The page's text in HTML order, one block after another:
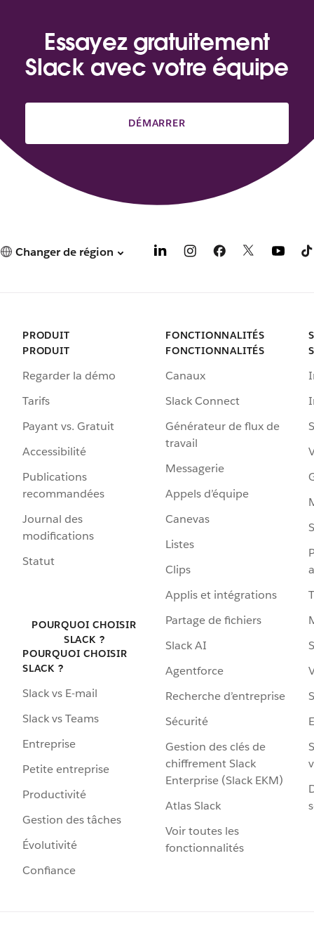
Essayez gratuitement
Slack avec votre équipe
DÉMARRER
Changer de région
PRODUIT
PRODUIT
Regarder la démo
Tarifs
Payant vs. Gratuit
Accessibilité
Publications
recommandées
Journal des
modifications
Statut
POURQUOI CHOISIR
SLACK ?
POURQUOI CHOISIR
SLACK ?
Slack vs E-mail
Slack vs Teams
Entreprise
Petite entreprise
Productivité
Gestion des tâches
Évolutivité
Confiance
FONCTIONNALITÉS
FONCTIONNALITÉS
Canaux
Slack Connect
Générateur de flux de
travail
Messagerie
Appels d’équipe
Canevas
Listes
Clips
Applis et intégrations
Partage de fichiers
Slack AI
Agentforce
Recherche d’entreprise
Sécurité
Gestion des clés de
chiffrement Slack
Enterprise (Slack EKM)
Atlas Slack
Voir toutes les
fonctionnalités